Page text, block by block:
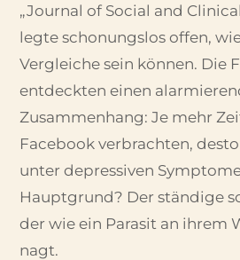
„Journal of Social and
legte schonungslos offen,
Vergleiche sein können. Die
entdeckten einen
Zusammenhang: Je mehr
Facebook verbrachten,
unter depressiven
Hauptgrund? Der ständige
der wie ein Parasit an ihrem
nagt.